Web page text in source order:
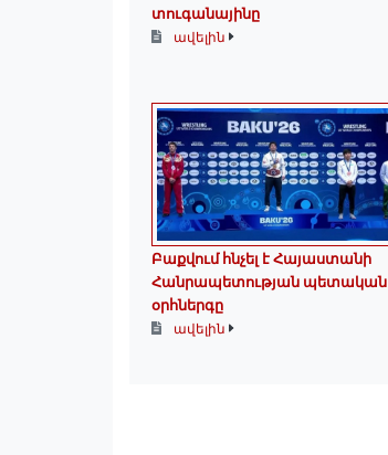
տուգանայինը
ավելին
Բաքվում հնչել է Հայաստանի
Հանրապետության պետական
օրհներգը
ավելին